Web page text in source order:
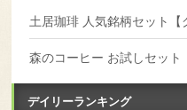
土居珈琲 人気銘柄セット【
森のコーヒー お試しセット
デイリーランキング